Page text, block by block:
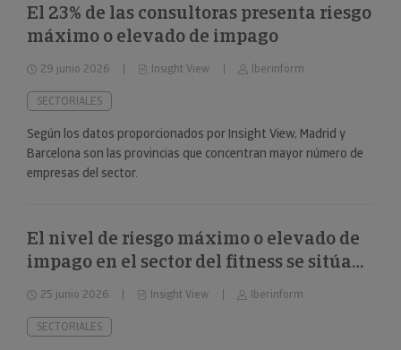
El 23% de las consultoras presenta riesgo
máximo o elevado de impago
29 junio 2026 Insight View Iberinform
SECTORIALES
Según los datos proporcionados por Insight View, Madrid y
Barcelona son las provincias que concentran mayor número de
empresas del sector.
El nivel de riesgo máximo o elevado de
impago en el sector del fitness se sitúa
en el 34%
25 junio 2026 Insight View Iberinform
SECTORIALES